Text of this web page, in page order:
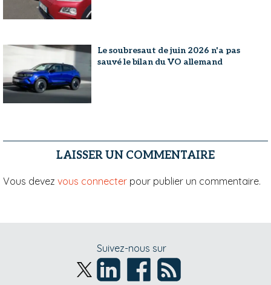
Le soubresaut de juin 2026 n'a pas
sauvé le bilan du VO allemand
LAISSER UN COMMENTAIRE
Vous devez vous connecter pour publier un commentaire.
Suivez-nous sur